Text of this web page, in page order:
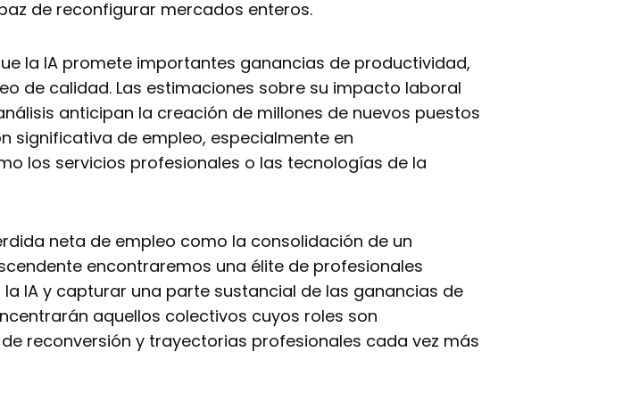
de reconfigurar mercados enteros.
la IA promete importantes ganancias de productividad,
de calidad. Las estimaciones sobre su impacto laboral
anticipan la creación de millones de nuevos puestos
significativa de empleo, especialmente en
los servicios profesionales o las tecnologías de la
neta de empleo como la consolidación de un
encontraremos una élite de profesionales
IA y capturar una parte sustancial de las ganancias de
aquellos colectivos cuyos roles son
reconversión y trayectorias profesionales cada vez más